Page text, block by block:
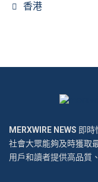
香港
MERXWIRE NEWS 即時
社會大眾能夠及時獲取
用戶和讀者提供高品質